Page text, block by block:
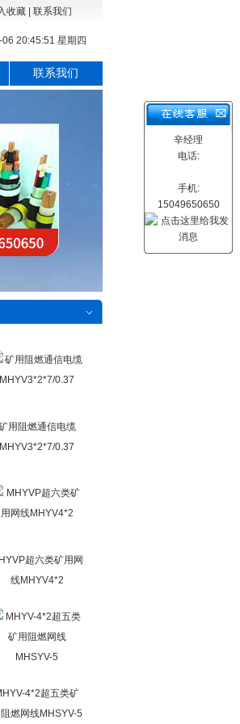
收藏| 联系我们
20:45:52 星期四
联系我们
用阻燃通信电缆
MHYV3*2*7/0.37
超六类矿用网
线MHYV4*2
4*2超五类矿
燃网线MHSYV-5
辛经理
电话:
手机:
15049650650